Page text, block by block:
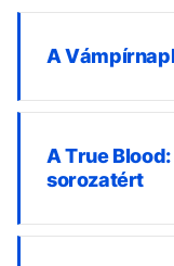
A
A True
sorozatért